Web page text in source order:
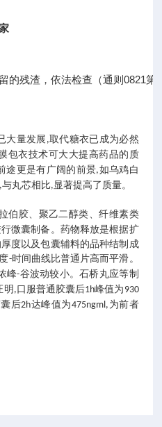
的残渣，依法检查（通则0821
大量发展 ,取代糖衣已成为必然
包衣技术可大大提高药品的质
途更是有广阔的前景,如乌鸡白
,与丸芯相比,显著提高了质量。
伯胶、聚乙二醇类、纤维素类
微囊制备。药物释放是根据扩
度以及包囊辅料的品种结制成
-时间曲线比普通片高而平滑。
峰-谷波动较小。石桥丸应等制
明, 口服普通胶囊后1h峰值为 930
后2h达峰值为475ngml, 为前者